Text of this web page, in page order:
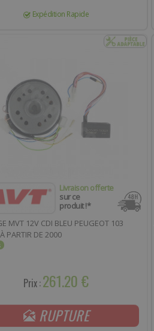
Expédition Rapide
Livraison offerte
sur ce
produit !*
MVT 12V CDI BLEU PEUGEOT 103
PARTIR DE 2000
Prix :261.20 €
RUPTURE